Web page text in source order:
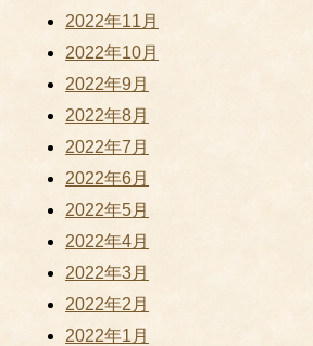
2022年11月
2022年10月
2022年9月
2022年8月
2022年7月
2022年6月
2022年5月
2022年4月
2022年3月
2022年2月
2022年1月